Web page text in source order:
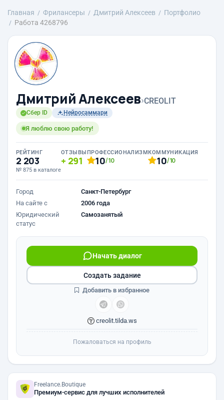
Главная Фрилансеры Дмитрий Алексеев
Портфолио
Работа 4268796
Дмитрий Алексеев›CREOLIT
Сбер ID Нейросаммари
Я люблю свою работу!
РЕЙТИНГ
2 203
№ 875 в каталоге
ОТЗЫВЫ
291
ПРОФЕССИОНАЛИЗМ
10/10
КОММУНИКАЦИЯ
10/10
Город
Санкт-Петербург
На сайте с
2006 года
Юридический
статус
Самозанятый
Начать диалог
creolit.tilda.ws
Создать задание
Добавить в избранное
Пожаловаться на профиль
Freelance.Boutique
Премиум-сервис для лучших исполнителей